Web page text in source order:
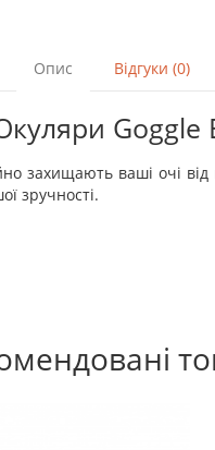
Опис Відгуки (0)
Goggle
захищають ваші очі
зручності.